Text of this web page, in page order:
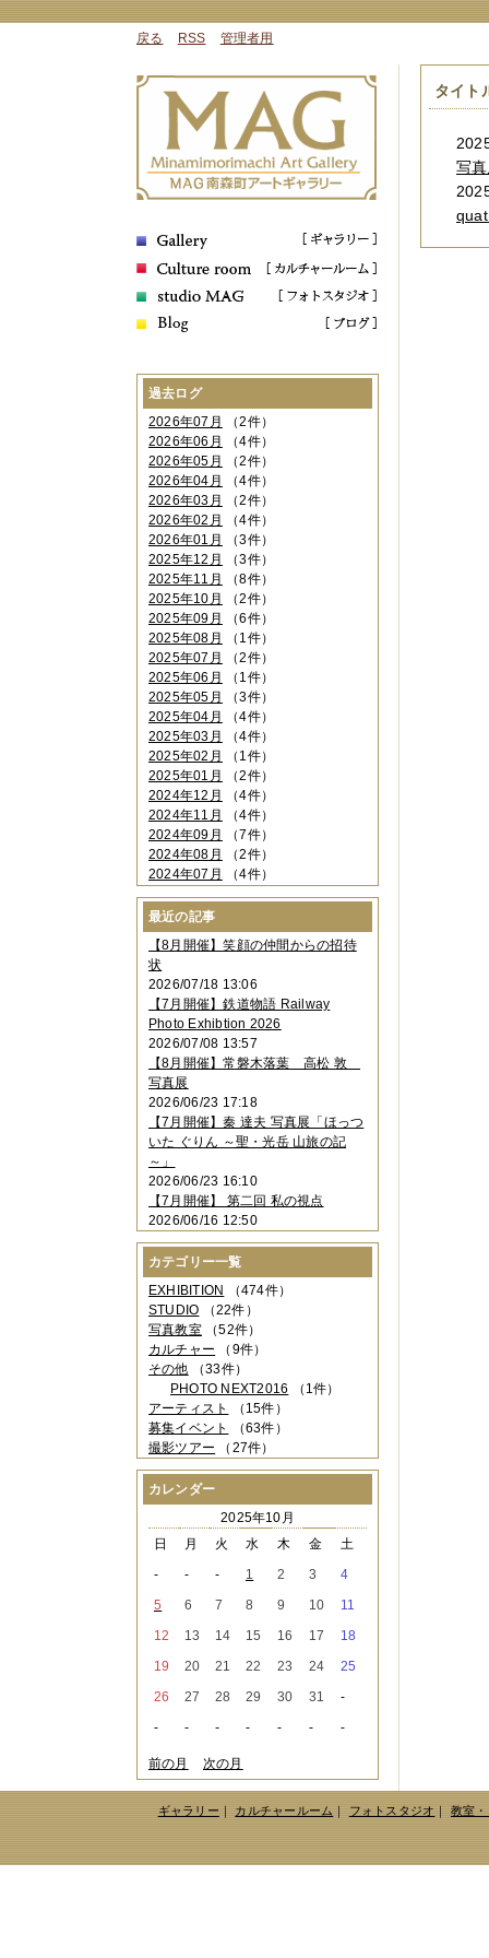
戻る RSS 管理者用
タイト
写
過去ログ
2026年07月
（2件）
2026年06月
（4件）
2026年05月
（2件）
2026年04月
（4件）
2026年03月
（2件）
2026年02月
（4件）
2026年01月
（3件）
2025年12月
（3件）
2025年11月
（8件）
2025年10月
（2件）
2025年09月
（6件）
2025年08月
（1件）
2025年07月
（2件）
2025年06月
（1件）
2025年05月
（3件）
2025年04月
（4件）
2025年03月
（4件）
2025年02月
（1件）
2025年01月
（2件）
2024年12月
（4件）
2024年11月
（4件）
2024年09月
（7件）
2024年08月
（2件）
2024年07月
（4件）
2024年06月（4件）
2024年04月
2024年03月（3件）
2024年02月（2件）
2023年12月
2023年11月 （4件）
2023年10月（3件）
2023年09月（4件）
2023年08月 （1件）
2023年06月（3件）
2023年05月
2023年04月 （2件）
2023年03月（5件）
2023年02月（3件）
2023年01月
2022年12月 （3件）
2022年11月（2件）
2022年10月（4件）
2022年09月（2件）
2022年08月
（3件）
2022年07月（3件）
2022年05月（4件）
2022年04月（2件）
2022年03月
（5件）
2022年02月（3件）
2022年01月（3件）
2021年12月（2件）
2021年11月（3件）
2021年10月
（1件）
2021年08月
2021年07月（1件）
2021年06月（3件）
2021年05月（2件）
（3件）
2021年02月 （1件）
2020年12月（3件）
2020年11月（6件）
2020年09月（5件）
2020年06月（2件）
2020年04月（4件）
2020年03月（9件）
2020年02月（3件）
2020年01月（5件）
2019年12月（3件）
最近の記事
【8月開催】笑顔の仲間からの招待
状
2026/07/18 13:06
【7月開催】鉄道物語 Railway
Photo Exhibtion 2026
2026/07/08 13:57
【8月開催】常磐木落葉 高松 敦
写真展
2026/06/23 17:18
【7月開催】秦 達夫 写真展「ほっつ
いた ぐりん ～聖・光岳 山旅の記
～」
2026/06/23 16:10
【7月開催】 第二回 私の視点
2026/06/16 12:50
カテゴリー一覧
EXHIBITION （474件）
STUDIO （22件）
写真教室（52件）
カルチャー （9件）
その他 （33件）
PHOTO NEXT2016 （1件）
アーティスト
（15件）
募集イベント
（63件）
撮影ツアー （27件）
カレンダー
2025年10月
日
月 火 水 木 金
土
-
- - 1 2 3
4
5
6 7 8 9 10
11
12
13 14 15 16 17
18
19
20 21 22 23 24
25
26
27 28 29 30 31
-
-
- - - - - -
前の月 次の月
ギャラリー｜ カルチャールーム｜ フォトスタジオ｜ 教室